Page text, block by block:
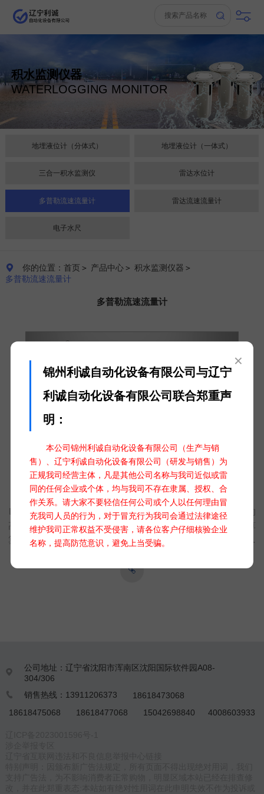
×
锦州利诚自动化设备有限公司与辽宁
利诚自动化设备有限公司联合郑重声
明：
本公司锦州利诚自动化设备有限公司（生产与销
售）、辽宁利诚自动化设备有限公司（研发与销售）为
正规我司经营主体，凡是其他公司名称与我司近似或雷
同的任何企业或个体，均与我司不存在隶属、授权、合
作关系。请大家不要轻信任何公司或个人以任何理由冒
充我司人员的行为，对于冒充行为我司会通过法律途径
维护我司正常权益不受侵害，请各位客户仔细核验企业
名称，提高防范意识，避免上当受骗。
积水监测仪器
WATERLOGGING MONITOR
地埋液位计（分体式） 地埋液位计（一体式）
三合一积水监测仪 雷达水位计
多普勒流速流量计 雷达流速流量计
电子水尺
 你的位置：首页 ＞ 产品中心＞ 积水监测仪器 ＞
多普勒流速流量计
多普勒流速流量计
多普勒流速流量计 LC-DL01
LC-DL01多普勒流速流量计是一款基于超声波多普勒原理设计的
高精度测流设备。它通过内部集成的信号处理器和专有流速计算
算法，能够快速准确地测量水体流速，无需校准且测量无漂移。
水位数据，实现水位、流速、水温的一体监测.广泛应用于灌区渠

公司地址：辽宁省沈阳市浑南区沈阳国际软件园A08-
304/306
 销售热线：13911206373
18618473068
18618475068
18618477068 15042698840 4008603933